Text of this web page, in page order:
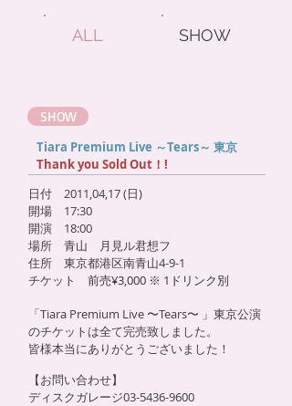
ALL SHOW
SHOW
Tiara Premium Live ～Tears～ 東京
Thank you Sold Out！!
日付 2011,04,17 (日)
開場 17:30
開演 18:00
場所 青山 月見ル君想フ
住所 東京都港区南青山4-9-1
チケット 前売¥3,000 ※ 1ドリンク別
「Tiara Premium Live 〜Tears〜 」東京公演
のチケットは全て完売致しました。
皆様本当にありがとうございました！
【お問い合わせ】
ディスクガレージ03-5436-9600